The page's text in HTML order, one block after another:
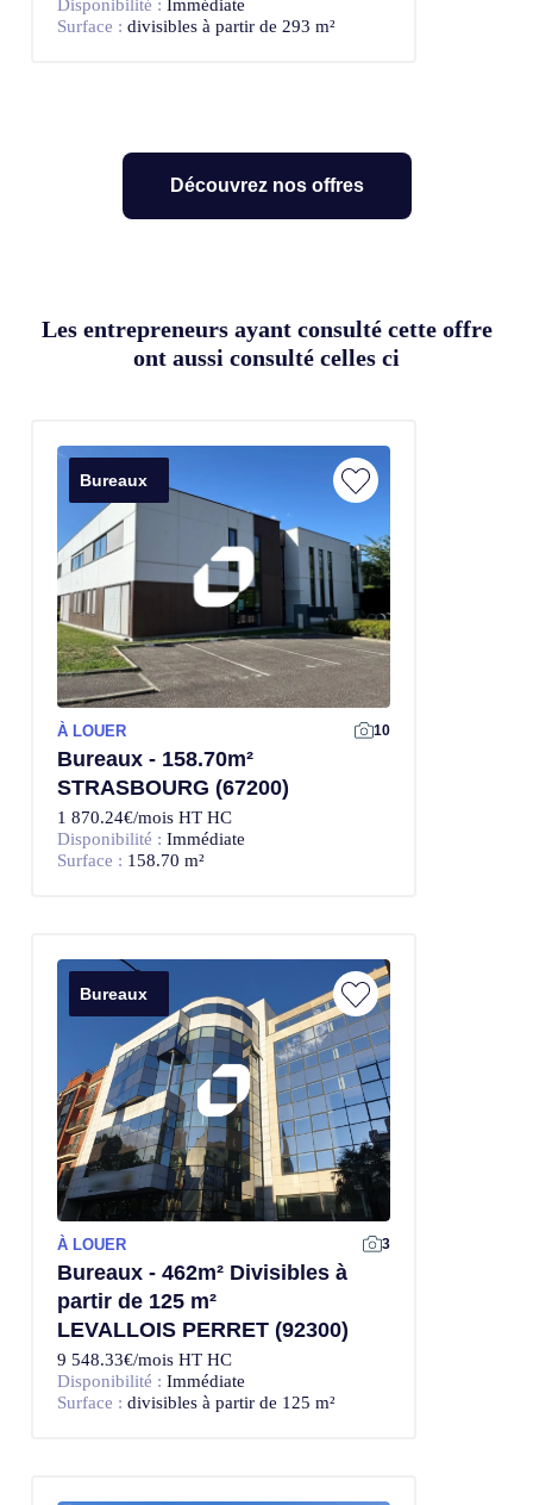
Disponibilité : Immédiate
Surface : divisibles à partir de 293 m²
Découvrez nos offres
Les entrepreneurs ayant consulté cette offre
ont aussi consulté celles ci
Bureaux
À LOUER 10
Bureaux - 158.70m²
STRASBOURG (67200)
1 870.24€/mois HT HC
Disponibilité : Immédiate
Surface : 158.70 m²
Bureaux
À LOUER 3
Bureaux - 462m² Divisibles à
partir de 125 m²
LEVALLOIS PERRET (92300)
9 548.33€/mois HT HC
Disponibilité : Immédiate
Surface : divisibles à partir de 125 m²